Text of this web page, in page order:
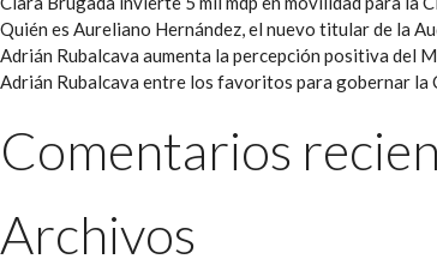
Quién es Aureliano Hernández, el nuevo titular de la
Adrián Rubalcava aumenta la percepción positiva del
Adrián Rubalcava entre los favoritos para gobernar la
Comentarios
Archivos